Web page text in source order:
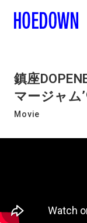
鎮座
マージャム
Movie